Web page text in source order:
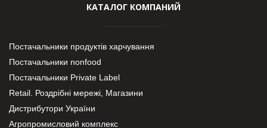
КАТАЛОГ КОМПАНИЙ
Постачальники продуктів харчування
Постачальники nonfood
Постачальники Private Label
Retail. Роздрібні мережі, Магазини
Дистрибутори України
Агропромисловий комплекс